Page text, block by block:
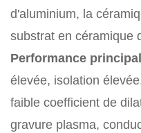
d'aluminium, la
substrat en céramique
Performance
élevée, isolation
faible coefficient de
gravure plasma,